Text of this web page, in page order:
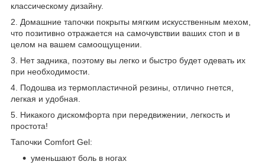
классическому дизайну.
2. Домашние тапочки покрыты мягким искусственным мехом,
что позитивно отражается на самочувствии ваших стоп и в
целом на вашем самоощущении.
3. Нет задника, поэтому вы легко и быстро будет одевать их
при необходимости.
4. Подошва из термопластичной резины, отлично гнется,
легкая и удобная.
5. Никакого дискомфорта при передвижении, легкость и
простота!
Тапочки Comfort Gel:
уменьшают боль в ногах